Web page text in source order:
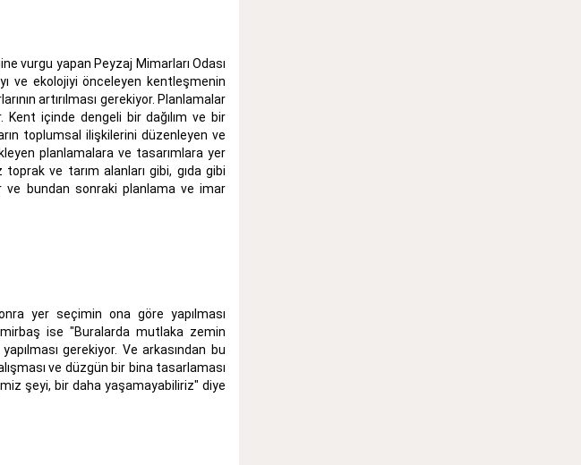
vurgu yapan Peyzaj Mimarları Odası
ve ekolojiyi önceleyen kentleşmenin
artırılması gerekiyor. Planlamalar
Kent içinde dengeli bir dağılım ve bir
toplumsal ilişkilerini düzenleyen ve
planlamalara ve tasarımlara yer
ve tarım alanları gibi, gıda gibi
ve bundan sonraki planlama ve imar
yer seçimin ona göre yapılması
ise "Buralarda mutlaka zemin
gerekiyor. Ve arkasından bu
ve düzgün bir bina tasarlaması
şeyi, bir daha yaşamayabiliriz" diye